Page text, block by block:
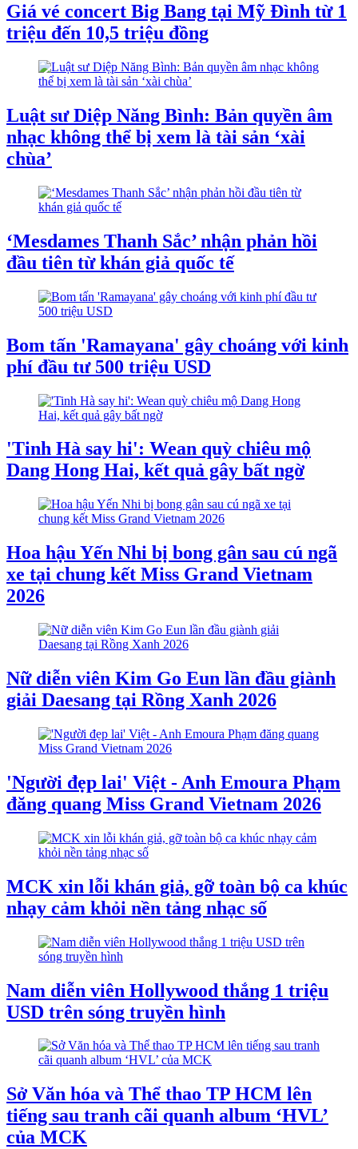
Giá vé concert Big Bang tại Mỹ Đình từ 1
triệu đến 10,5 triệu đồng
Luật sư Diệp Năng Bình: Bản quyền âm
nhạc không thể bị xem là tài sản ‘xài
chùa’
‘Mesdames Thanh Sắc’ nhận phản hồi
đầu tiên từ khán giả quốc tế
Bom tấn 'Ramayana' gây choáng với kinh
phí đầu tư 500 triệu USD
'Tinh Hà say hi': Wean quỳ chiêu mộ
Dang Hong Hai, kết quả gây bất ngờ
Hoa hậu Yến Nhi bị bong gân sau cú ngã
xe tại chung kết Miss Grand Vietnam
2026
Nữ diễn viên Kim Go Eun lần đầu giành
giải Daesang tại Rồng Xanh 2026
'Người đẹp lai' Việt - Anh Emoura Phạm
đăng quang Miss Grand Vietnam 2026
MCK xin lỗi khán giả, gỡ toàn bộ ca khúc
nhạy cảm khỏi nền tảng nhạc số
Nam diễn viên Hollywood thắng 1 triệu
USD trên sóng truyền hình
Sở Văn hóa và Thể thao TP HCM lên
tiếng sau tranh cãi quanh album ‘HVL’
của MCK